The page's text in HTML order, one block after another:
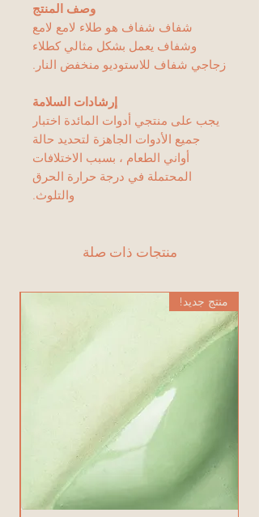
وصف المنتج
شفاف شفاف هو طلاء لامع لامع
وشفاف يعمل بشكل مثالي كطلاء
زجاجي شفاف للاستوديو منخفض النار.
إرشادات السلامة
يجب على منتجي أدوات المائدة اختبار
جميع الأدوات الجاهزة لتحديد حالة
أواني الطعام ، بسبب الاختلافات
المحتملة في درجة حرارة الحرق
والتلوث.
منتجات ذات صلة
منتج جديد!